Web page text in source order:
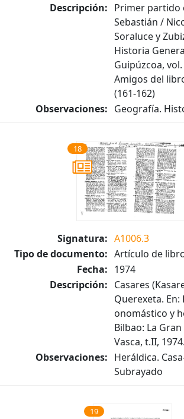
Descripción: Primer partido
Sebastián /
Soraluce y
Historia
Guipúzcoa,
Amigos del
(161-162)
Observaciones: Geografía.
18
Signatura: A1006.3
Tipo de documento: Artículo de
Fecha: 1974
Descripción: Casares
Querexeta.
onomástico y
Bilbao: La
Vasca, t.II,
Observaciones: Heráldica.
Subrayado
19